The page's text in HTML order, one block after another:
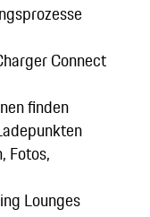
Connect
finden
Fotos,
Lounges